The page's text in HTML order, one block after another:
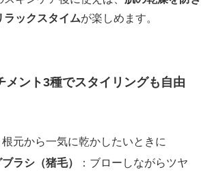
ラックスタイムが楽しめます。
メント3種でスタイリングも自由
根元から一気に乾かしたいときに
ラシ（猪毛）
：ブローしながらツヤ